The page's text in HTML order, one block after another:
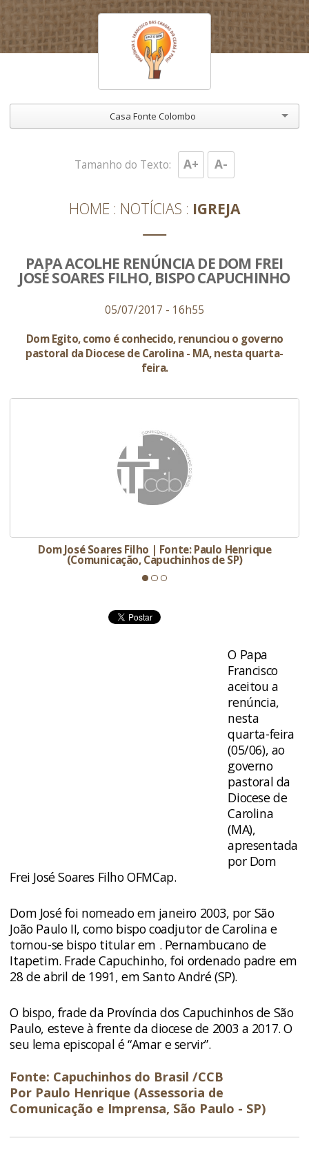
Casa Fonte Colombo
HOME NOTÍCIAS IGREJA
Tamanho do Texto: A+ A-
PAPA ACOLHE RENÚNCIA DE DOM FREI
JOSÉ SOARES FILHO, BISPO CAPUCHINHO
05/07/2017 - 16h55
Dom Egito, como é conhecido, renunciou o governo
pastoral da Diocese de Carolina - MA, nesta quarta-
feira.
Dom José Soares Filho | Fonte: Paulo Henrique
(Comunicação, Capuchinhos de SP)
O Papa
Francisco
aceitou a
renúncia,
nesta
quarta-feira
(05/06), ao
governo
pastoral da
Diocese de
Carolina
(MA),
apresentada
por Dom
Frei José Soares Filho OFMCap.
Dom José foi nomeado em janeiro 2003, por São
João Paulo II, como bispo coadjutor de Carolina e
tornou-se bispo titular em . Pernambucano de
Itapetim. Frade Capuchinho, foi ordenado padre em
28 de abril de 1991, em Santo André (SP).
O bispo, frade da Província dos Capuchinhos de São
Paulo, esteve à frente da diocese de 2003 a 2017. O
seu lema episcopal é “Amar e servir”.
Fonte: Capuchinhos do Brasil /CCB
Por Paulo Henrique (Assessoria de
Comunicação e Imprensa, São Paulo - SP)